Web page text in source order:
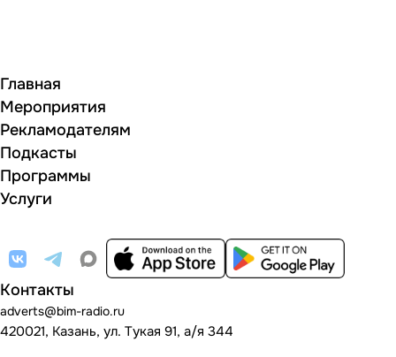
Главная
Мероприятия
Рекламодателям
Подкасты
Программы
Услуги
Контакты
adverts@bim-radio.ru
420021, Казань, ул. Тукая 91, а/я 344